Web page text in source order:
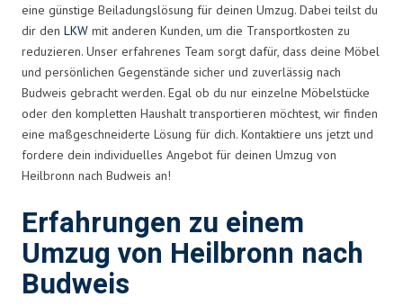
eine günstige Beiladungslösung für deinen Umzug. Dabei teilst du
dir den LKW mit anderen Kunden, um die Transportkosten zu
reduzieren. Unser erfahrenes Team sorgt dafür, dass deine Möbel
und persönlichen Gegenstände sicher und zuverlässig nach
Budweis gebracht werden. Egal ob du nur einzelne Möbelstücke
oder den kompletten Haushalt transportieren möchtest, wir finden
eine maßgeschneiderte Lösung für dich. Kontaktiere uns jetzt und
fordere dein individuelles Angebot für deinen Umzug von
Heilbronn nach Budweis an!
Erfahrungen zu einem
Umzug von Heilbronn nach
Budweis